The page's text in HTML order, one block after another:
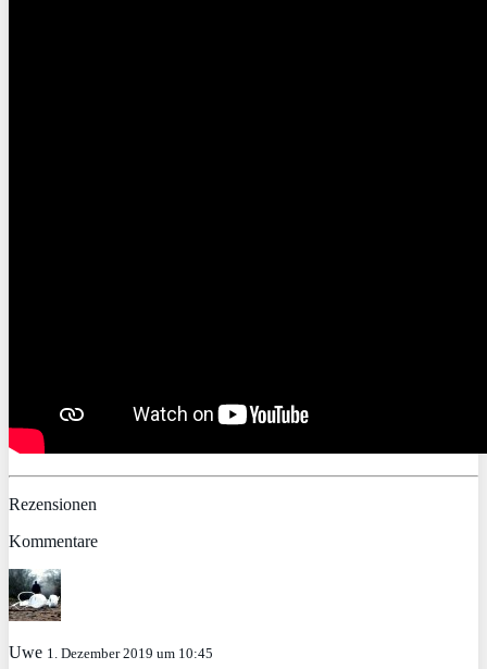
Rezensionen
Kommentare
Uwe 1. Dezember 2019 um 10:45